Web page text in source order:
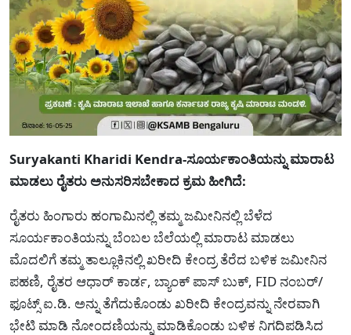
Suryakanti Kharidi Kendra-ಸೂರ್ಯಕಾಂತಿಯನ್ನು ಮಾರಾಟ
ಮಾಡಲು ರೈತರು ಅನುಸರಿಸಬೇಕಾದ ಕ್ರಮ ಹೀಗಿದೆ:
ರೈತರು ಹಿಂಗಾರು ಹಂಗಾಮಿನಲ್ಲಿ ತಮ್ಮ ಜಮೀನಿನಲ್ಲಿ ಬೆಳೆದ
ಸೂರ್ಯಕಾಂತಿಯನ್ನು ಬೆಂಬಲ ಬೆಲೆಯಲ್ಲಿ ಮಾರಾಟ ಮಾಡಲು
ಮೊದಲಿಗೆ ತಮ್ಮ ತಾಲ್ಲೂಕಿನಲ್ಲಿ ಖರೀದಿ ಕೇಂದ್ರ ತೆರೆದ ಬಳಿಕ ಜಮೀನಿನ
ಪಹಣಿ, ರೈತರ ಆಧಾರ್ ಕಾರ್ಡ, ಬ್ಯಾಂಕ್ ಪಾಸ್ ಬುಕ್, FID ನಂಬರ್/
ಫೂಟ್ಸ್ ಐ.ಡಿ. ಅನ್ನು ತೆಗೆದುಕೊಂಡು ಖರೀದಿ ಕೇಂದ್ರವನ್ನು ನೇರವಾಗಿ
ಭೇಟಿ ಮಾಡಿ ನೋಂದಣಿಯನ್ನು ಮಾಡಿಕೊಂಡು ಬಳಿಕ ನಿಗದಿಪಡಿಸಿದ